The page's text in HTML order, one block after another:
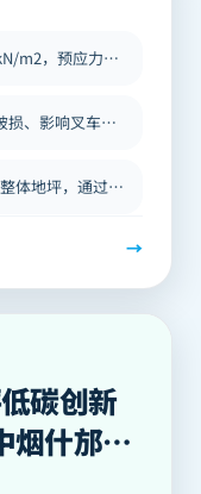
重载车间，地面活荷载50kN/m2，预应力地坪应用面积约1.1万平米，单仓最大面积约3000平米，位于山东省曲阜市。
传统地坪切割缝多导致缝边破损、影响叉车和AGV运行；洁净度、耐久性和后期维护要求高；需结合荷载、地基条件、生产组织综…
采用泰坪®预应力整体少缝整体地坪，通过预应力技术减少80%切割缝，厚度减少20-30%，降低维护成本，提高洁净度，缩…
→
碳创新
烟什邡卷
利投